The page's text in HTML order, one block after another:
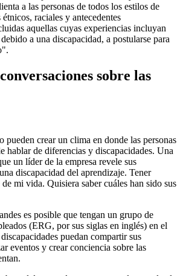
a las personas de todos los estilos de
raciales y antecedentes
aquellas cuyas experiencias incluyan
a una discapacidad, a postularse para
sobre las
pueden crear un clima en donde las personas
hablar de diferencias y discapacidades. Una
un líder de la empresa revele sus
discapacidad del aprendizaje. Tener
mi vida. Quisiera saber cuáles han sido sus
es posible que tengan un grupo de
(ERG, por sus siglas en inglés) en el
puedan compartir sus
eventos y crear conciencia sobre las